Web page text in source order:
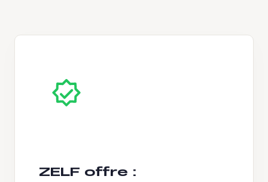
ZELF offre :